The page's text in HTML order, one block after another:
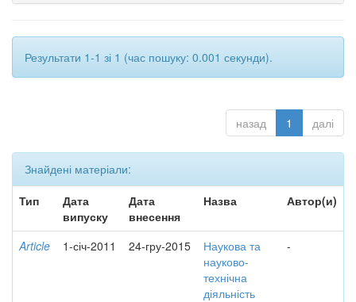
Результати 1-1 зі 1 (час пошуку: 0.001 секунди).
назад 1 далі
Знайдені матеріали:
Тип
Дата
випуску
Дата
внесення
Назва Автор(и)
Article 1-січ-2011 24-гру-2015
Наукова та
науково-
технічна
діяльність
-